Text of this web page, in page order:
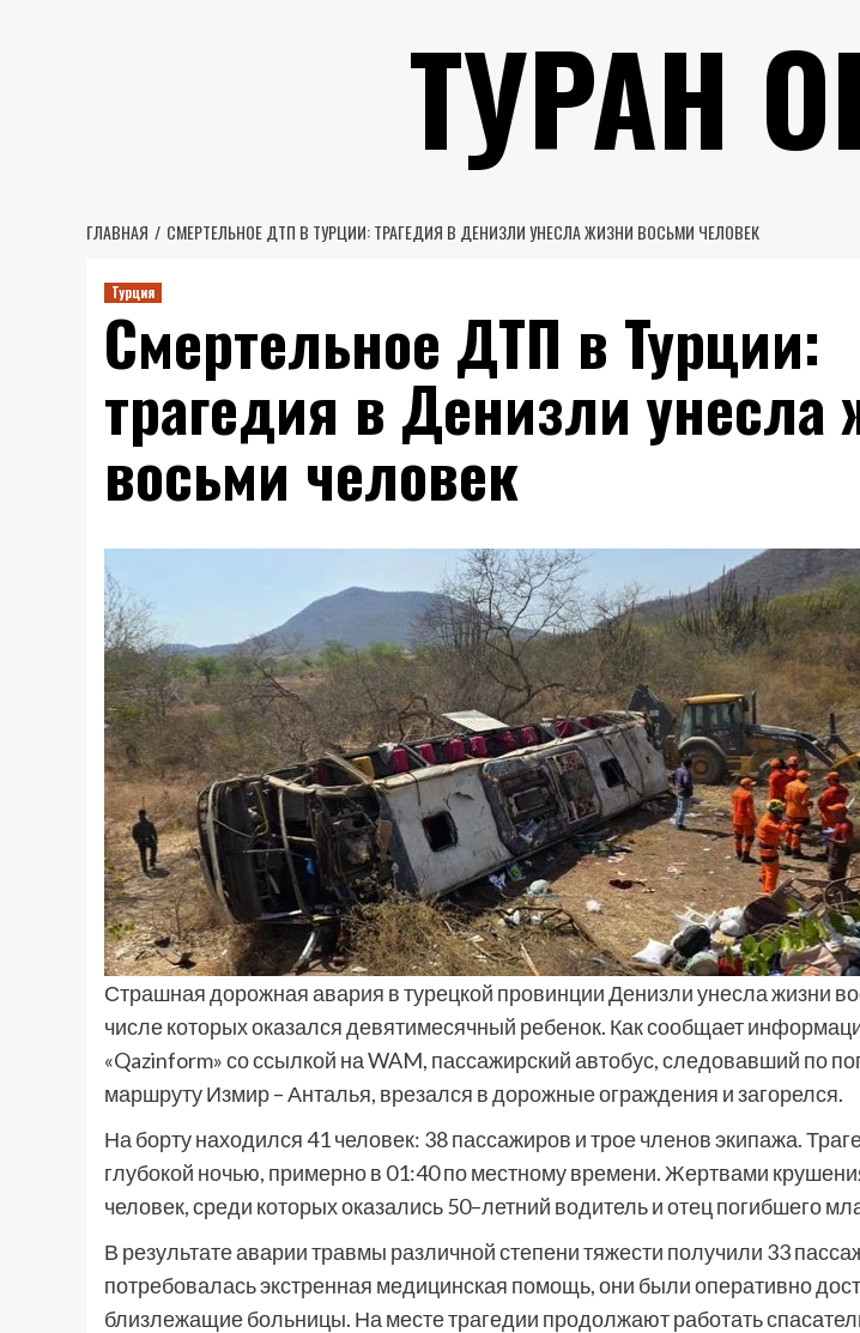
ТУРАН
ГЛАВНАЯ СМЕРТЕЛЬНОЕ ДТП В ТУРЦИИ: ТРАГЕДИЯ В ДЕНИЗЛИ УНЕСЛА ЖИЗНИ ВОСЬМИ ЧЕЛОВЕК
Турция
Смертельное ДТП в Турции:
трагедия в Денизли унесла
восьми человек
Страшная дорожная авария в турецкой провинции Денизли унесла жизни
числе которых оказался девятимесячный ребенок. Как сообщает
«Qazinform» со ссылкой на WAM, пассажирский автобус, следовавший по
маршруту Измир – Анталья, врезался в дорожные ограждения и загорелся.
На борту находился 41 человек: 38 пассажиров и трое членов экипажа.
глубокой ночью, примерно в 01:40 по местному времени. Жертвами
человек, среди которых оказались 50–летний водитель и отец погибшего
В результате аварии травмы различной степени тяжести получили 33
потребовалась экстренная медицинская помощь, они были оперативно
близлежащие больницы. На месте трагедии продолжают работать